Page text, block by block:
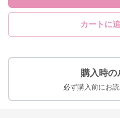
カートに
購入時の
必ず購入前にお読